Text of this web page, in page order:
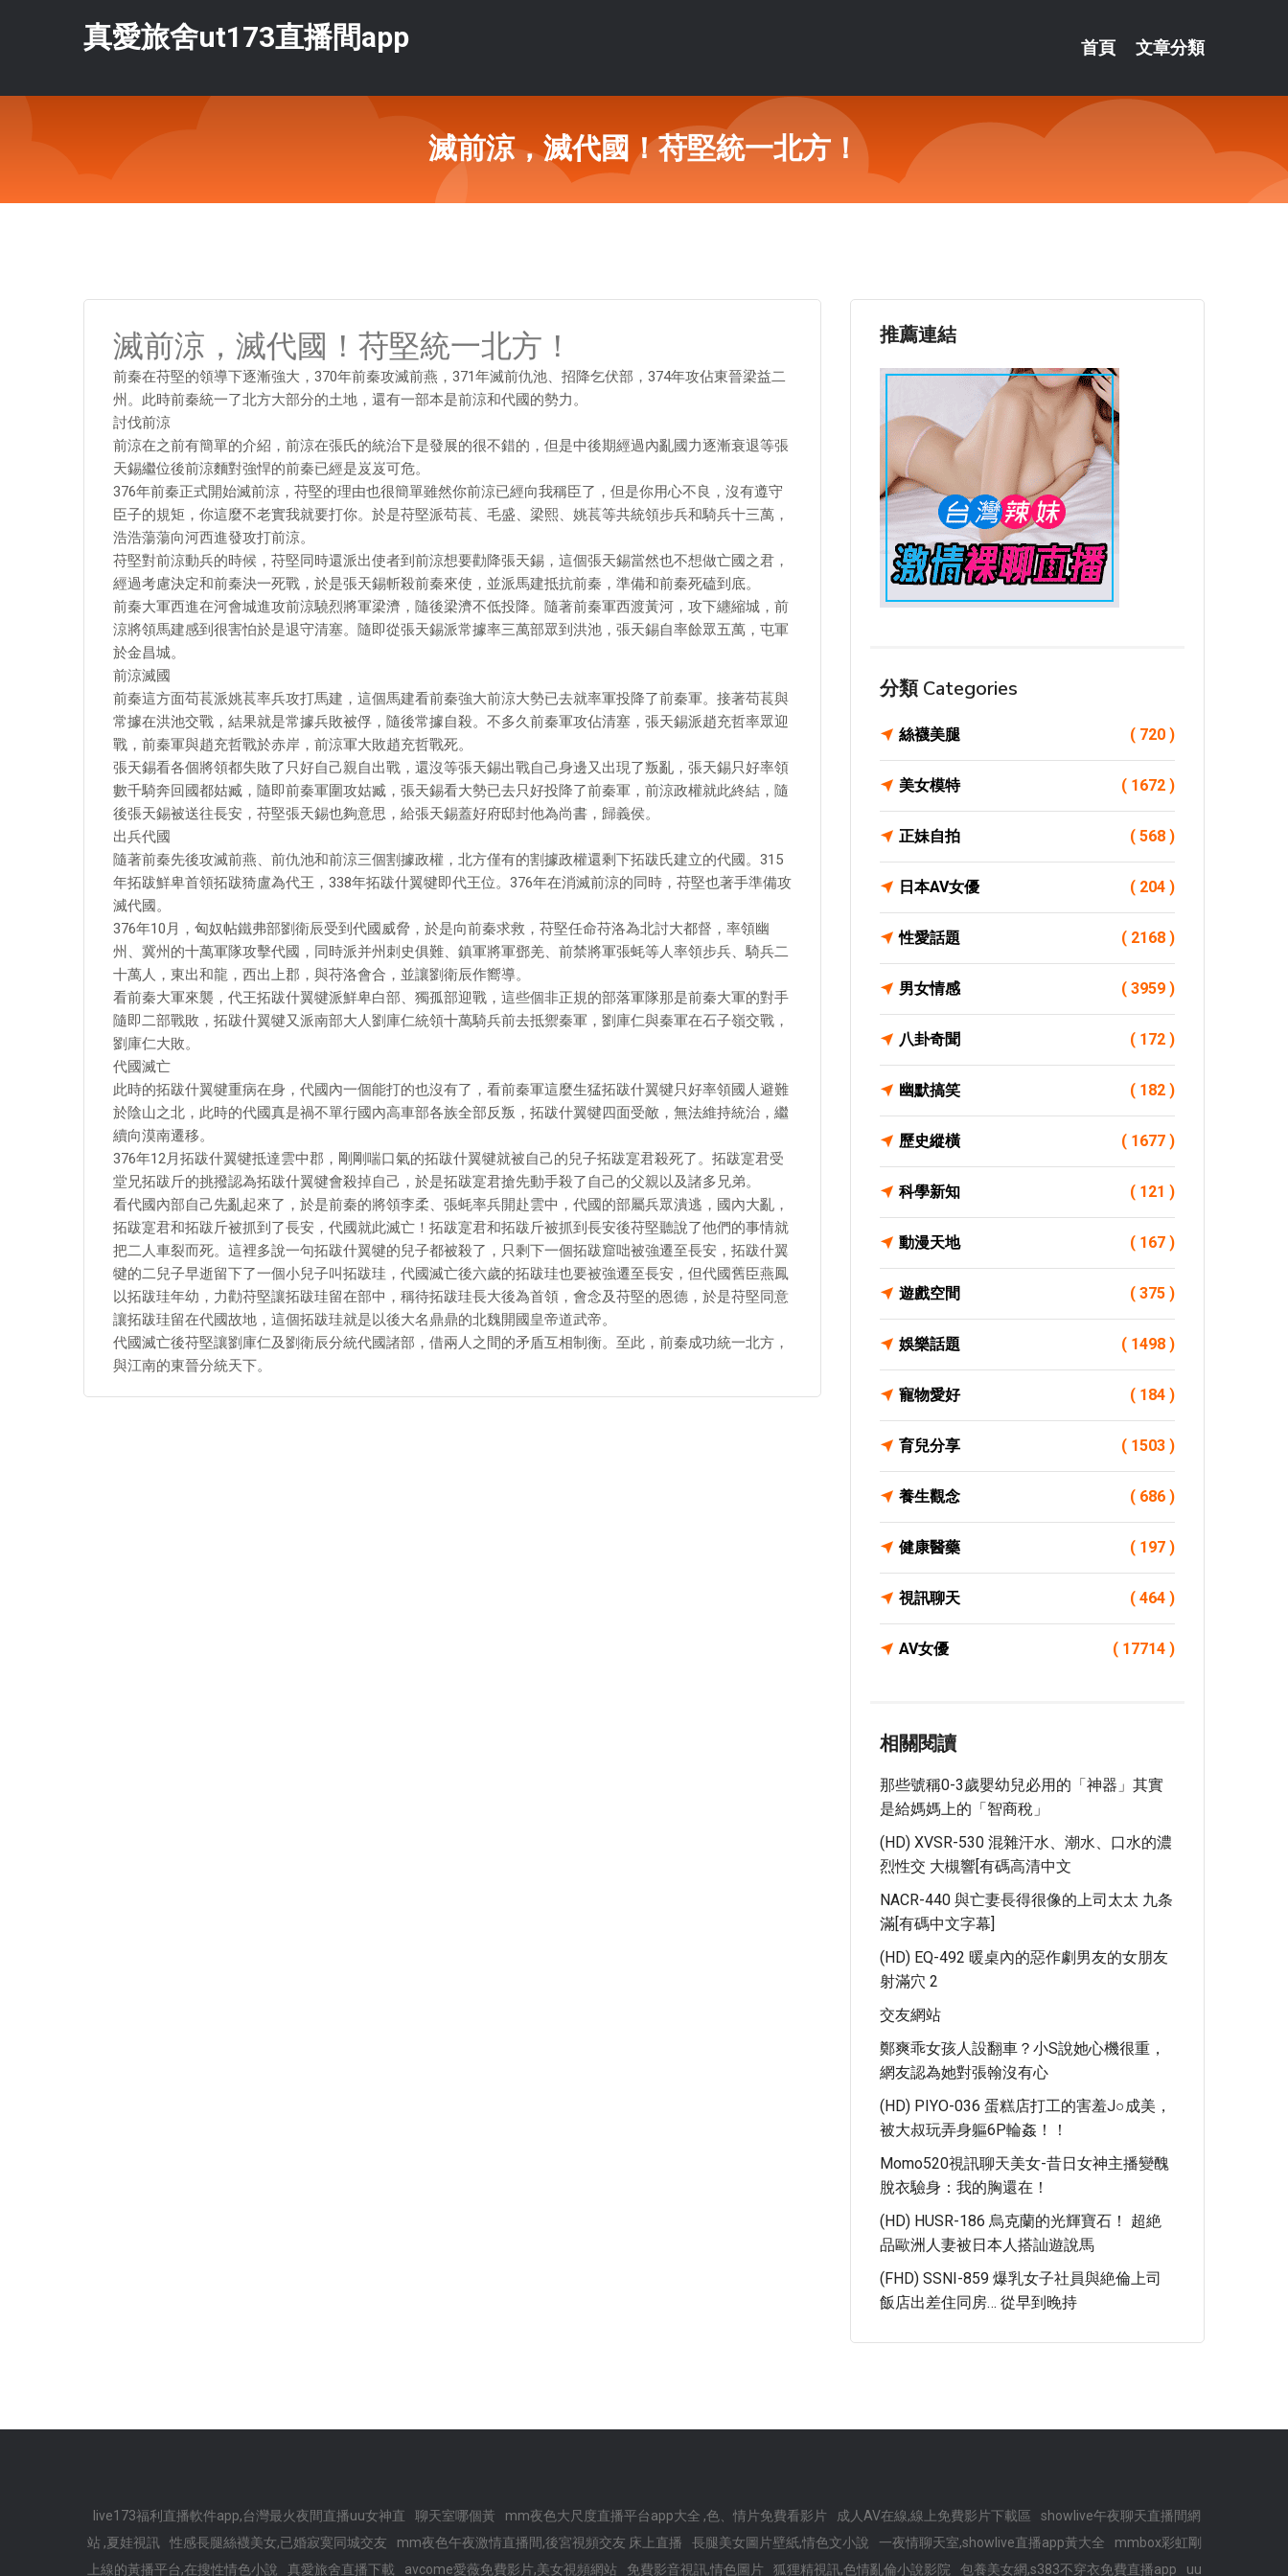
真愛旅舍ut173直播間app 首頁 文章分類
滅前涼，滅代國！苻堅統一北方！
滅前涼，滅代國！苻堅統一北方！
前秦在苻堅的領導下逐漸強大，370年前秦攻滅前燕，371年滅前仇池、招降乞伏部，374年攻佔東晉梁益二
州。此時前秦統一了北方大部分的土地，還有一部本是前涼和代國的勢力。
討伐前涼
前涼在之前有簡單的介紹，前涼在張氏的統治下是發展的很不錯的，但是中後期經過內亂國力逐漸衰退等張
天錫繼位後前涼麵對強悍的前秦已經是岌岌可危。
376年前秦正式開始滅前涼，苻堅的理由也很簡單雖然你前涼已經向我稱臣了，但是你用心不良，沒有遵守
臣子的規矩，你這麼不老實我就要打你。於是苻堅派苟萇、毛盛、梁熙、姚萇等共統領步兵和騎兵十三萬，
浩浩蕩蕩向河西進發攻打前涼。
苻堅對前涼動兵的時候，苻堅同時還派出使者到前涼想要勸降張天錫，這個張天錫當然也不想做亡國之君，
經過考慮決定和前秦決一死戰，於是張天錫斬殺前秦來使，並派馬建抵抗前秦，準備和前秦死磕到底。
前秦大軍西進在河會城進攻前涼驍烈將軍梁濟，隨後梁濟不低投降。隨著前秦軍西渡黃河，攻下纏縮城，前
涼將領馬建感到很害怕於是退守清塞。隨即從張天錫派常據率三萬部眾到洪池，張天錫自率餘眾五萬，屯軍
於金昌城。
前涼滅國
前秦這方面苟萇派姚萇率兵攻打馬建，這個馬建看前秦強大前涼大勢已去就率軍投降了前秦軍。接著苟萇與
常據在洪池交戰，結果就是常據兵敗被俘，隨後常據自殺。不多久前秦軍攻佔清塞，張天錫派趙充哲率眾迎
戰，前秦軍與趙充哲戰於赤岸，前涼軍大敗趙充哲戰死。
張天錫看各個將領都失敗了只好自己親自出戰，還沒等張天錫出戰自己身邊又出現了叛亂，張天錫只好率領
數千騎奔回國都姑臧，隨即前秦軍圍攻姑臧，張天錫看大勢已去只好投降了前秦軍，前涼政權就此終結，隨
後張天錫被送往長安，苻堅張天錫也夠意思，給張天錫蓋好府邸封他為尚書，歸義侯。
出兵代國
隨著前秦先後攻滅前燕、前仇池和前涼三個割據政權，北方僅有的割據政權還剩下拓跋氏建立的代國。315
年拓跋鮮卑首領拓跋猗盧為代王，338年拓跋什翼犍即代王位。376年在消滅前涼的同時，苻堅也著手準備攻
滅代國。
376年10月，匈奴帖鐵弗部劉衛辰受到代國威脅，於是向前秦求救，苻堅任命苻洛為北討大都督，率領幽
州、冀州的十萬軍隊攻擊代國，同時派并州刺史俱難、鎮軍將軍鄧羌、前禁將軍張蚝等人率領步兵、騎兵二
十萬人，東出和龍，西出上郡，與苻洛會合，並讓劉衛辰作嚮導。
看前秦大軍來襲，代王拓跋什翼犍派鮮卑白部、獨孤部迎戰，這些個非正規的部落軍隊那是前秦大軍的對手
隨即二部戰敗，拓跋什翼犍又派南部大人劉庫仁統領十萬騎兵前去抵禦秦軍，劉庫仁與秦軍在石子嶺交戰，
劉庫仁大敗。
代國滅亡
此時的拓跋什翼犍重病在身，代國內一個能打的也沒有了，看前秦軍這麼生猛拓跋什翼犍只好率領國人避難
於陰山之北，此時的代國真是禍不單行國內高車部各族全部反叛，拓跋什翼犍四面受敵，無法維持統治，繼
續向漠南遷移。
376年12月拓跋什翼犍抵達雲中郡，剛剛喘口氣的拓跋什翼犍就被自己的兒子拓跋寔君殺死了。拓跋寔君受
堂兄拓跋斤的挑撥認為拓跋什翼犍會殺掉自己，於是拓跋寔君搶先動手殺了自己的父親以及諸多兄弟。
看代國內部自己先亂起來了，於是前秦的將領李柔、張蚝率兵開赴雲中，代國的部屬兵眾潰逃，國內大亂，
拓跋寔君和拓跋斤被抓到了長安，代國就此滅亡！拓跋寔君和拓跋斤被抓到長安後苻堅聽說了他們的事情就
把二人車裂而死。這裡多說一句拓跋什翼犍的兒子都被殺了，只剩下一個拓跋窟咄被強遷至長安，拓跋什翼
犍的二兒子早逝留下了一個小兒子叫拓跋珪，代國滅亡後六歲的拓跋珪也要被強遷至長安，但代國舊臣燕鳳
以拓跋珪年幼，力勸苻堅讓拓跋珪留在部中，稱待拓跋珪長大後為首領，會念及苻堅的恩德，於是苻堅同意
讓拓跋珪留在代國故地，這個拓跋珪就是以後大名鼎鼎的北魏開國皇帝道武帝。
代國滅亡後苻堅讓劉庫仁及劉衛辰分統代國諸部，借兩人之間的矛盾互相制衡。至此，前秦成功統一北方，
與江南的東晉分統天下。
推薦連結
分類 Categories
絲襪美腿 ( 720 )
美女模特 ( 1672 )
正妹自拍 ( 568 )
日本AV女優 ( 204 )
性愛話題 ( 2168 )
男女情感 ( 3959 )
八卦奇聞 ( 172 )
幽默搞笑 ( 182 )
歷史縱橫 ( 1677 )
科學新知 ( 121 )
動漫天地 ( 167 )
遊戲空間 ( 375 )
娛樂話題 ( 1498 )
寵物愛好 ( 184 )
育兒分享 ( 1503 )
養生觀念 ( 686 )
健康醫藥 ( 197 )
視訊聊天 ( 464 )
AV女優 ( 17714 )
相關閱讀
那些號稱0-3歲嬰幼兒必用的「神器」其實
是給媽媽上的「智商稅」
(HD) XVSR-530 混雜汗水、潮水、口水的濃
烈性交 大槻響[有碼高清中文
NACR-440 與亡妻長得很像的上司太太 九条
滿[有碼中文字幕]
(HD) EQ-492 暖桌內的惡作劇男友的女朋友
射滿穴 2
交友網站
鄭爽乖女孩人設翻車？小S說她心機很重，
網友認為她對張翰沒有心
(HD) PIYO-036 蛋糕店打工的害羞J○成美，
被大叔玩弄身軀6P輪姦！！
Momo520視訊聊天美女-昔日女神主播變醜
脫衣驗身：我的胸還在！
(HD) HUSR-186 烏克蘭的光輝寶石！ 超絶
品歐洲人妻被日本人搭訕遊說馬
(FHD) SSNI-859 爆乳女子社員與絶倫上司
飯店出差住同房… 從早到晚持
live173福利直播軟件app,台灣最火夜間直播uu女神直 聊天室哪個黃 mm夜色大尺度直播平台app大全 ,色、情片免費看影片 成人AV在線,線上免費影片下載區
showlive午夜聊天直播間網
站 ,夏娃視訊
性感長腿絲襪美女,已婚寂寞同城交友 mm夜色午夜激情直播間,後宮視頻交友 床上直播 長腿美女圖片壁紙,情色文小說 一夜情聊天室,showlive直播app黃大全
mmbox彩虹剛
上線的黃播平台,在搜性情色小說
真愛旅舍直播下載 avcome愛薇免費影片,美女視頻網站 免費影音視訊,情色圖片 狐狸精視訊,色情亂倫小說影院 包養美女網,s383不穿衣免費直播app uu